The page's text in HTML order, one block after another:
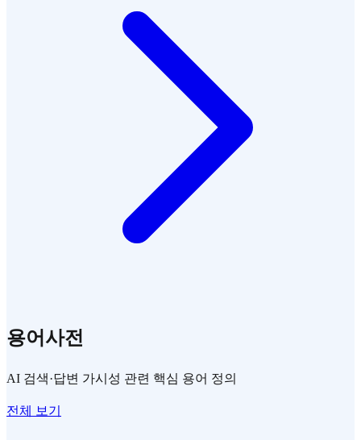
용어사전
AI 검색·답변 가시성 관련 핵심 용어 정의
전체 보기